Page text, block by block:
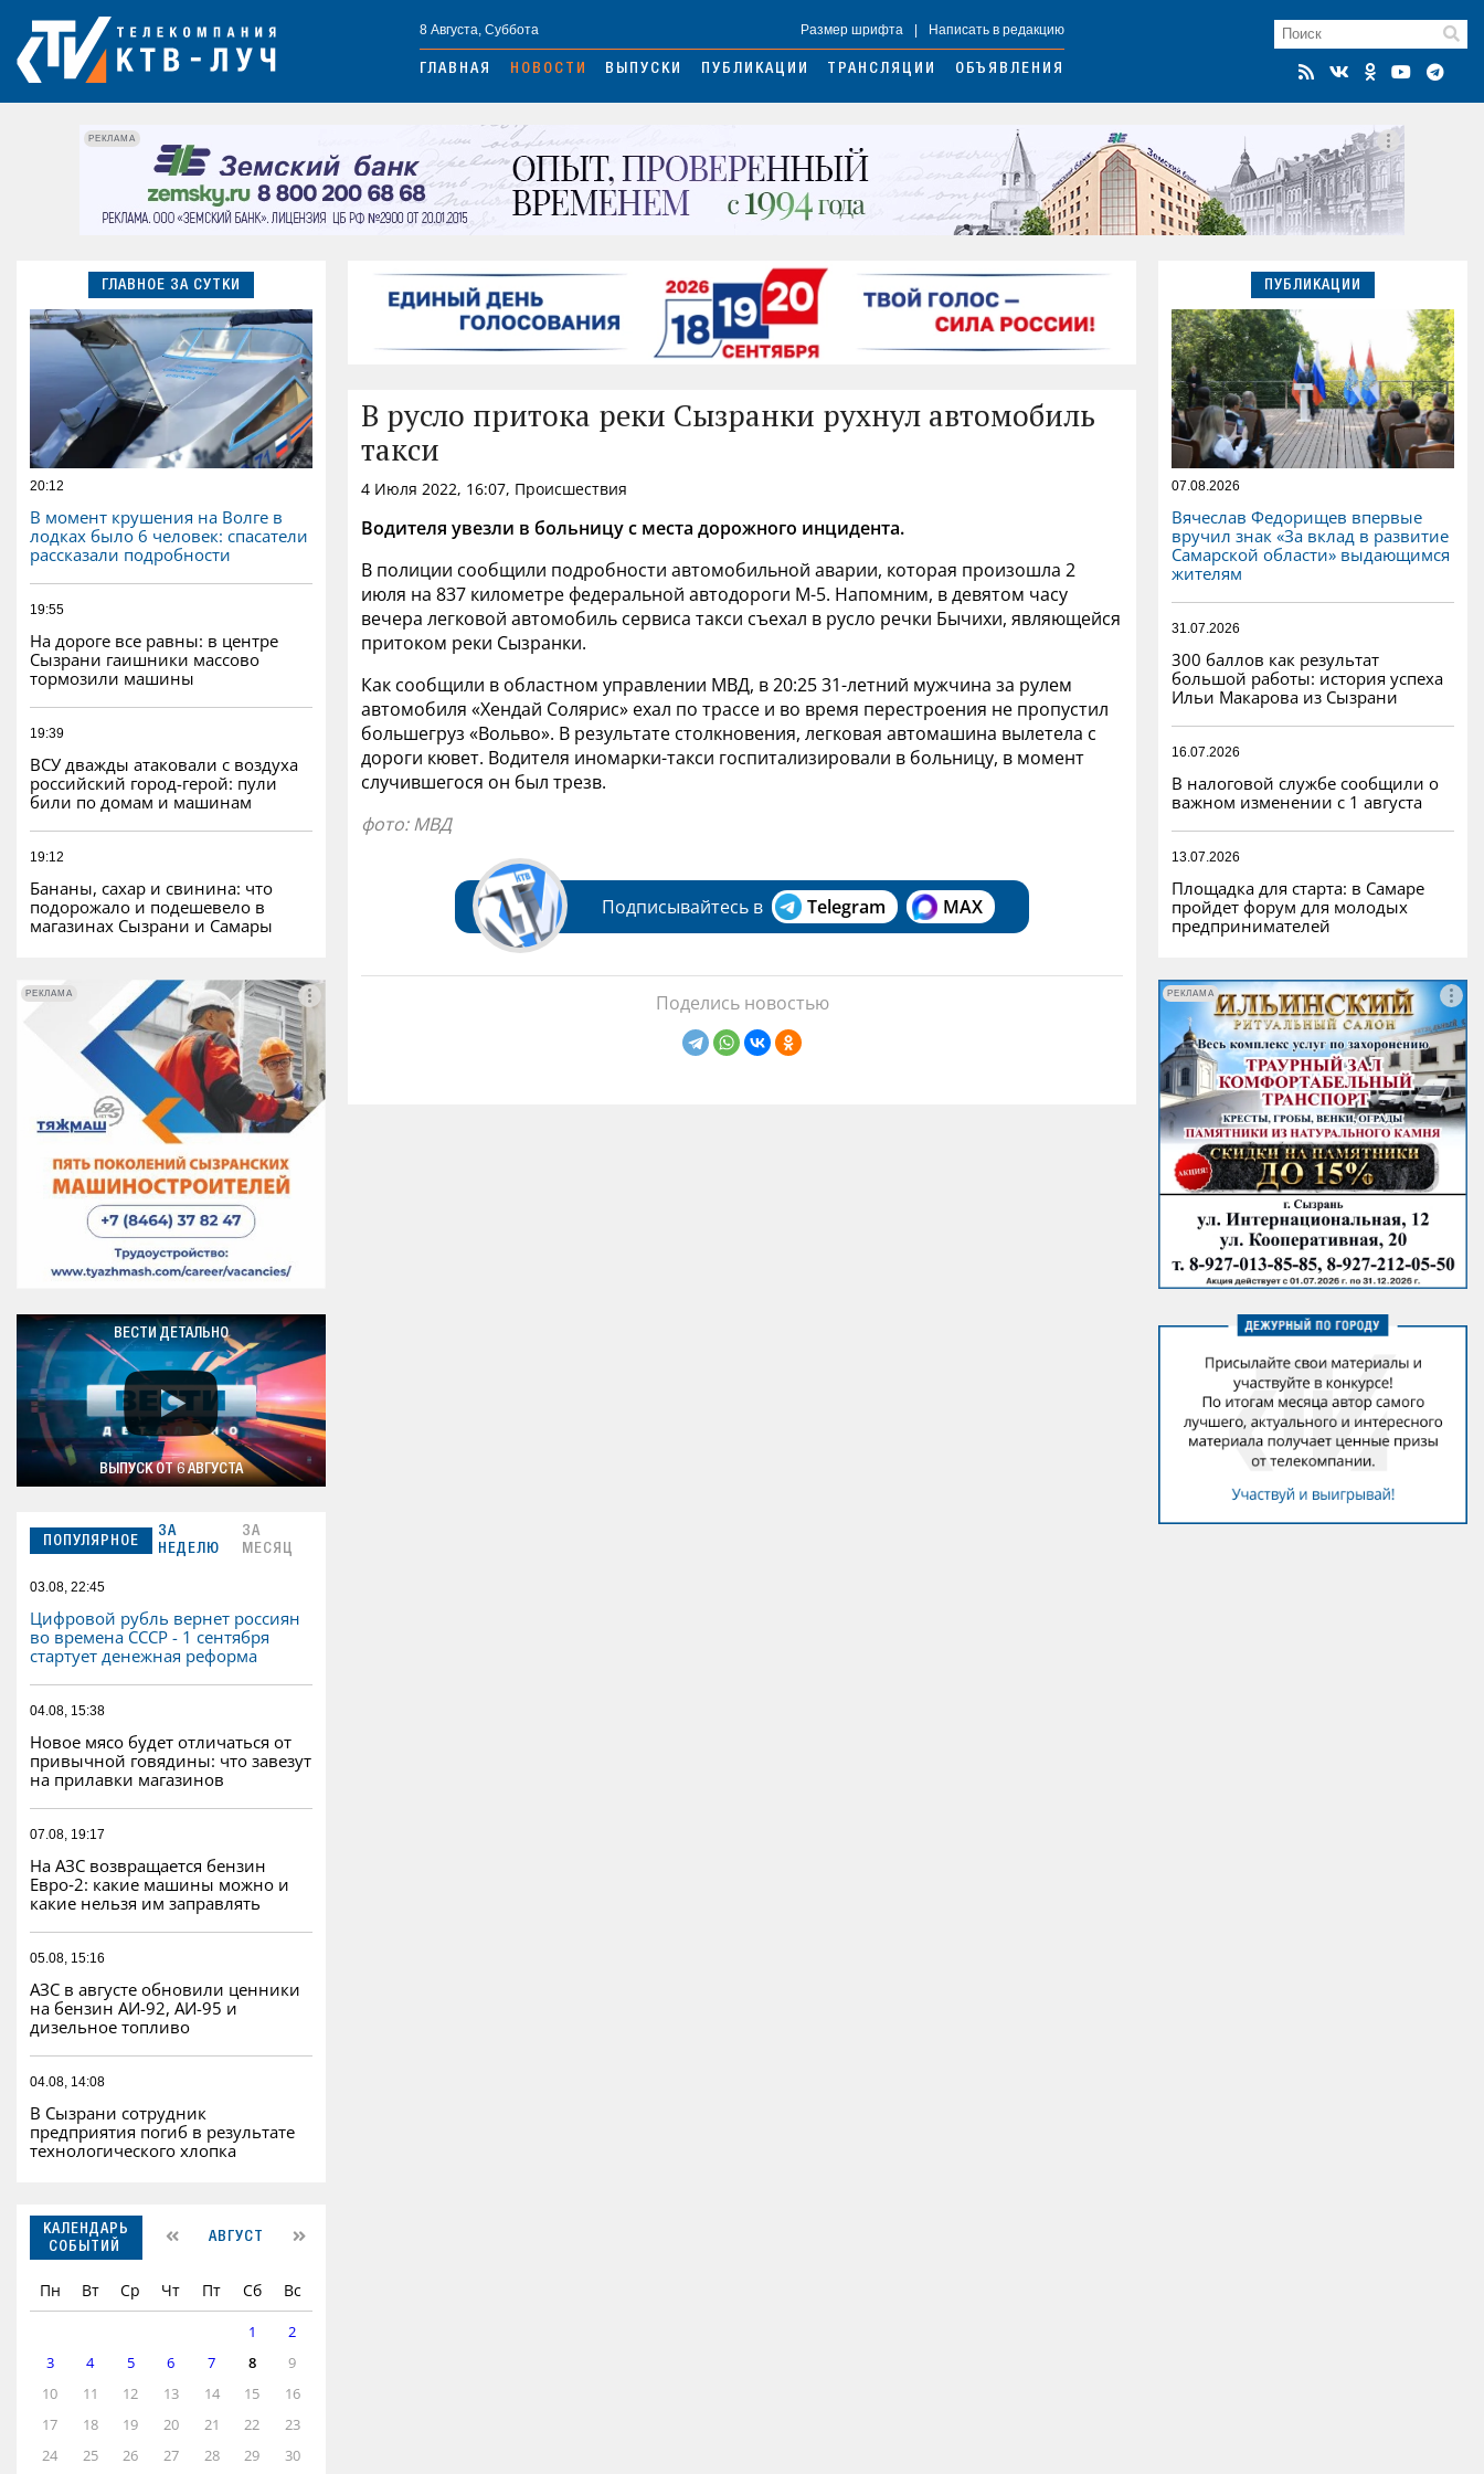
8 Августа, Суббота Размер шрифта Написать в редакцию
ГЛАВНАЯ НОВОСТИ ВЫПУСКИ ПУБЛИКАЦИИ ТРАНСЛЯЦИИ ОБЪЯВЛЕНИЯ
РЕКЛАМА
ГЛАВНОЕ ЗА СУТКИ
20:12
В момент крушения на Волге в
лодках было 6 человек: спасатели
рассказали подробности
19:55
На дороге все равны: в центре
Сызрани гаишники массово
тормозили машины
19:39
ВСУ дважды атаковали с воздуха
российский город-герой: пули
били по домам и машинам
19:12
Бананы, сахар и свинина: что
подорожало и подешевело в
магазинах Сызрани и Самары
РЕКЛАМА РЕКЛАМА
ВЕСТИ ДЕТАЛЬНО
ВЫПУСК ОТ 6 АВГУСТА
ПОПУЛЯРНОЕ
ЗА
НЕДЕЛЮ
ЗА
МЕСЯЦ
03.08, 22:45
Цифровой рубль вернет россиян
во времена СССР - 1 сентября
стартует денежная реформа
04.08, 15:38
Новое мясо будет отличаться от
привычной говядины: что завезут
на прилавки магазинов
07.08, 19:17
На АЗС возвращается бензин
Евро‑2: какие машины можно и
какие нельзя им заправлять
05.08, 15:16
АЗС в августе обновили ценники
на бензин АИ-92, АИ-95 и
дизельное топливо
04.08, 14:08
В Сызрани сотрудник
предприятия погиб в результате
технологического хлопка
КАЛЕНДАРЬ
СОБЫТИЙ
АВГУСТ
Пн Вт Ср Чт Пт Сб Вс
1
2
3
4 5 6 7 8
9
10
11 12 13 14 15
16
17
18 19 20 21 22
23
24
25 26 27 28 29 30
В русло притока реки Сызранки рухнул автомобиль
такси
4 Июля 2022, 16:07, Происшествия
Водителя увезли в больницу с места дорожного инцидента.
В полиции сообщили подробности автомобильной аварии, которая произошла 2
июля на 837 километре федеральной автодороги М-5. Напомним, в девятом часу
вечера легковой автомобиль сервиса такси съехал в русло речки Бычихи, являющейся
притоком реки Сызранки.
Как сообщили в областном управлении МВД, в 20:25 31-летний мужчина за рулем
автомобиля «Хендай Солярис» ехал по трассе и во время перестроения не пропустил
большегруз «Вольво». В результате столкновения, легковая автомашина вылетела с
дороги кювет. Водителя иномарки-такси госпитализировали в больницу, в момент
случившегося он был трезв.
фото: МВД
Подписывайтесь в Telegram MAX
Поделись новостью
ПУБЛИКАЦИИ
07.08.2026
Вячеслав Федорищев впервые
вручил знак «За вклад в развитие
Самарской области» выдающимся
жителям
31.07.2026
300 баллов как результат
большой работы: история успеха
Ильи Макарова из Сызрани
16.07.2026
В налоговой службе сообщили о
важном изменении с 1 августа
13.07.2026
Площадка для старта: в Самаре
пройдет форум для молодых
предпринимателей
РЕКЛАМА